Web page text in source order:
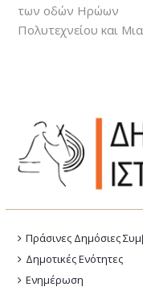
των οδών Ηρώων
Πολυτεχνείου και
Πράσινες Δημόσιες
Δημοτικές Ενότητες
Ενημέρωση